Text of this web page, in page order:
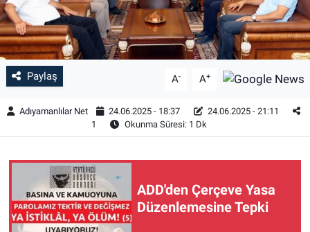
Paylaş A- A+
Adıyamanlılar Net 24.06.2025 - 18:37
24.06.2025 - 21:11
1
Okunma Süresi: 1 Dk
ADD'den Çerçeve Yasa
Düzenlemesine Tepki
Ekonomi
Yaşam
Çevre
BİLİM VE TEKNOLOJİ